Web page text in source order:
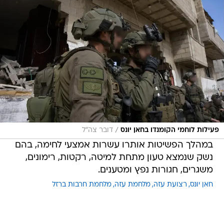
פעילות לוחמי הקומנדו בחאן יונס / דובר צה"ל
במהלך הפשיטות אותרו עשרות אמצעי לחימה, בהם
נשק שנמצא טעון מתחת למיטה, רקטות, רימונים,
משגרים, חגורות נפץ ומטענים.
חאן יונס רצועת עזה מלחמת עזה מלחמת חרבות ברזל